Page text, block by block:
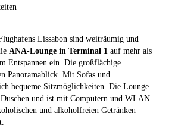
Lissabon sind weiträumig und
ANA-Lounge in Terminal 1 auf mehr als
Entspannen ein. Die großflächige
Panoramablick. Mit Sofas und
bequeme Sitzmöglichkeiten. Die Lounge
und ist mit Computern und WLAN
und alkoholfreien Getränken